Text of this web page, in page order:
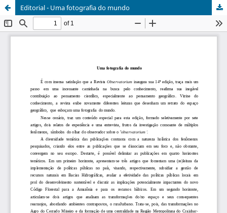
Editorial - Uma fotografia do mundo